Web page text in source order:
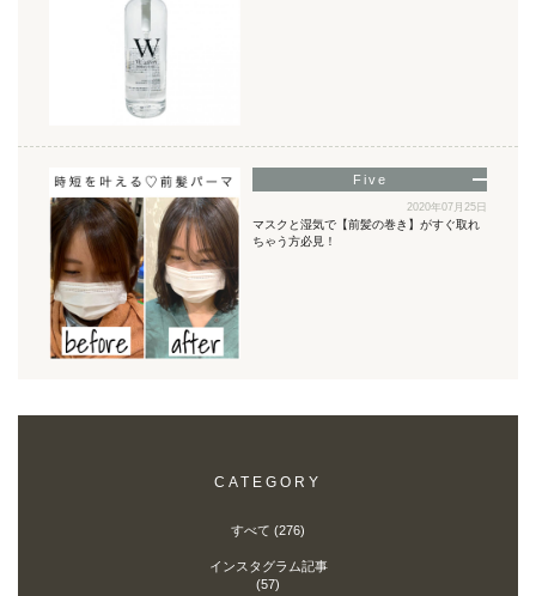
2020年07月25日
マスクと湿気で【前髪の巻き】がすぐ取れ
ちゃう方必見！
CATEGORY
すべて (276)
インスタグラム記事
(57)